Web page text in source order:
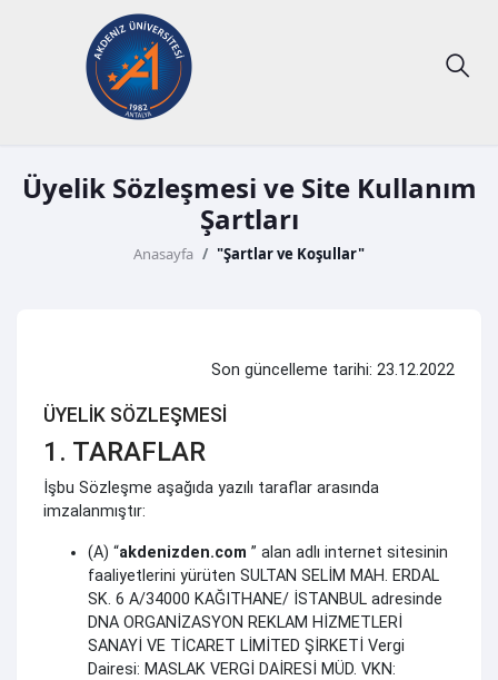
Üyelik Sözleşmesi ve Site Kullanım
Şartları
Anasayfa "Şartlar ve Koşullar"
Son güncelleme tarihi: 23.12.2022
ÜYELİK SÖZLEŞMESİ
1. TARAFLAR
İşbu Sözleşme aşağıda yazılı taraflar arasında
imzalanmıştır:
(A) “akdenizden.com ” alan adlı internet sitesinin
faaliyetlerini yürüten SULTAN SELİM MAH. ERDAL
SK. 6 A/34000 KAĞITHANE/ İSTANBUL adresinde
DNA ORGANİZASYON REKLAM HİZMETLERİ
SANAYİ VE TİCARET LİMİTED ŞİRKETİ Vergi
Dairesi: MASLAK VERGİ DAİRESİ MÜD. VKN: